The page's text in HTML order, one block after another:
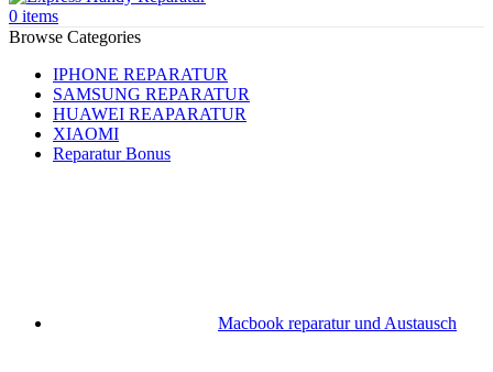
0 items
Browse Categories
IPHONE REPARATUR
SAMSUNG REPARATUR
HUAWEI REAPARATUR
XIAOMI
Reparatur Bonus
Macbook reparatur und Austausch